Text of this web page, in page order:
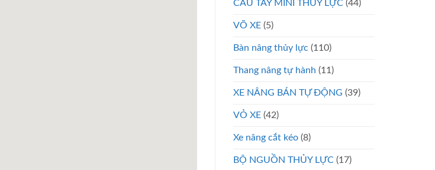
CẨU TAY MINI THỦY LỰC (44)
VÕ XE (5)
Bàn nâng thủy lực (110)
Thang nâng tự hành (11)
XE NÂNG BÁN TỰ ĐỘNG (39)
VỎ XE (42)
Xe nâng cắt kéo (8)
BỘ NGUỒN THỦY LỰC (17)